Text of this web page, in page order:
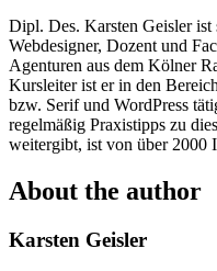
Dipl. Des. Karsten Geisler
Webdesigner, Dozent und
Agenturen aus dem Kölner
Kursleiter ist er in den
bzw. Serif und WordPress
regelmäßig Praxistipps zu
weitergibt, ist von über 2000
About the author
Karsten Geisler